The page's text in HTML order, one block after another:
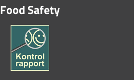
Food Safety